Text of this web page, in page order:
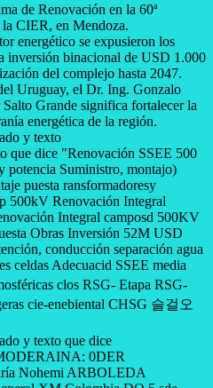
de Renovación en la 60ª
CIER, en Mendoza.
energético se expusieron los
inversión binacional de USD 1.000
del complejo hasta 2047.
Uruguay, el Dr. Ing. Gonzalo
Grande significa fortalecer la
energética de la región.